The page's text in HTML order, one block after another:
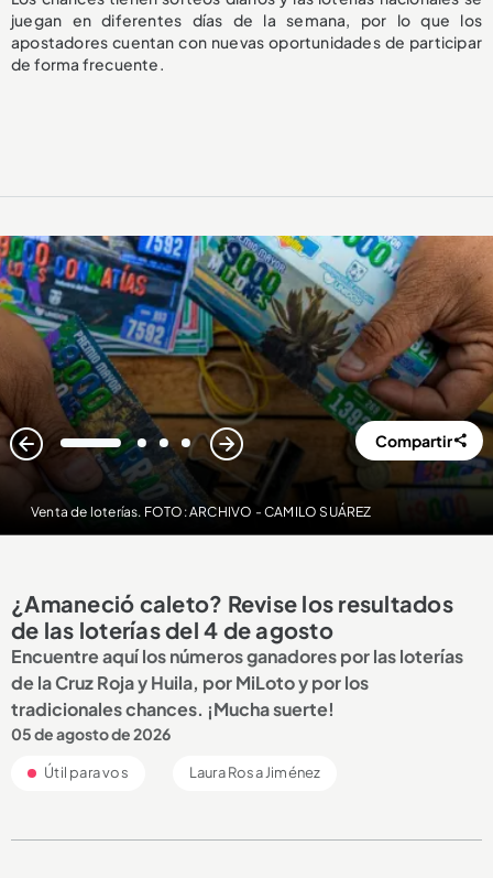
juegan en diferentes días de la semana, por lo que los
apostadores cuentan con nuevas oportunidades de participar
de forma frecuente.
Venta de loterías. FOTO: ARCHIVO - CAMILO SUÁREZ
1 2 3 4 Compartir
¿Amaneció caleto? Revise los resultados
de las loterías del 4 de agosto
Encuentre aquí los números ganadores por las loterías
de la Cruz Roja y Huila, por MiLoto y por los
tradicionales chances. ¡Mucha suerte!
05 de agosto de 2026
Útil para vos Laura Rosa Jiménez